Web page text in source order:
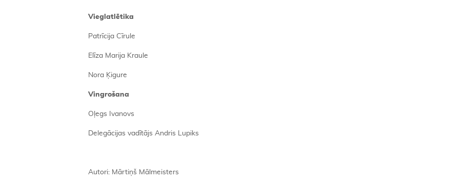
Vieglatl ētika
Patrīcija Cīrule
Elīza Marija Kraule
Nora Ķigure
Vingrošana
Oļegs Ivanovs
Delegācijas vadītājs Andris Lupiks
Autori: Mārtiņš Mālmeisters